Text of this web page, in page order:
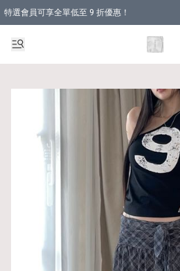
特選會員可享全單低至 9 折優惠！